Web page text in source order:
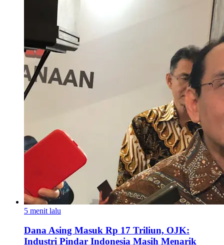
5 menit lalu
Dana Asing Masuk Rp 17 Triliun, OJK:
Industri Pindar Indonesia Masih Menarik